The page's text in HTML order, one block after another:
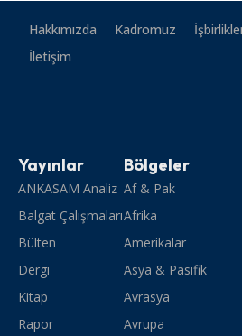
Hakkımızda Kadromuz
İletişim
Yayınlar
ANKASAM Analiz
Balgat Çalışmaları
Bülten
Dergi
Kitap
Rapor
Bölgeler
Af & Pak
Afrika
Amerikalar
Asya & Pasifik
Avrasya
Avrupa